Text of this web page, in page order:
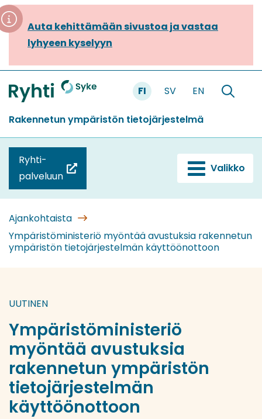
Siirry
sisältöönAuta kehittämään sivustoa ja vastaa
lyhyeen kyselyyn
Etusivu
FI SV EN
Hae
Rakennetun ympäristön tietojärjestelmä
Ryhti-
palveluun
(siirryt
toiseen
Valikko
Ajankohtaista
Ympäristöministeriö myöntää avustuksia rakennetun
ympäristön tietojärjestelmän käyttöönottoon
UUTINEN
Ympäristöministeriö
myöntää avustuksia
rakennetun ympäristön
tietojärjestelmän
käyttöönottoon